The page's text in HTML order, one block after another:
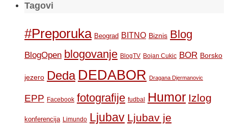
Tagovi
#Preporuka Beograd BITNO Biznis Blog
BlogOpen blogovanje BlogTV Bojan Cukic BOR Borsko
jezero Deda DEDABOR Dragana Djermanovic
EPP Facebook fotografije fudbal Humor Izlog
konferencija Limundo Ljubav Ljubav je